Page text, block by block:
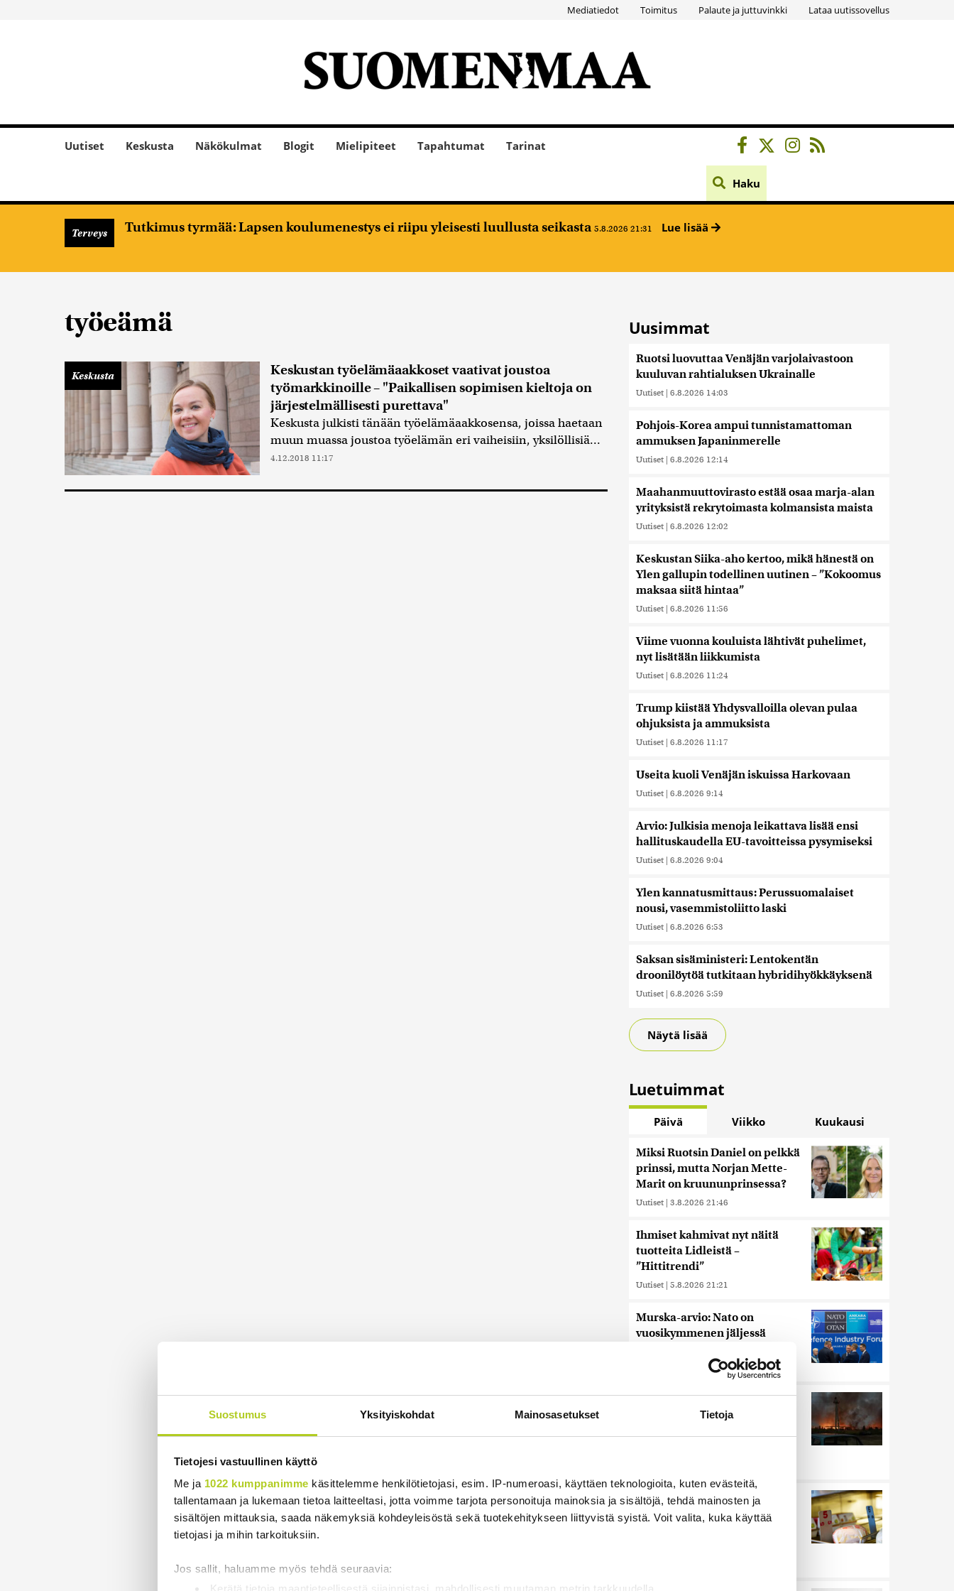
Suostumus Yksityiskohdat Mainosasetukset Tietoja
Tietojesi vastuullinen käyttö
Me ja 1022 kumppanimme käsittelemme henkilötietojasi, esim. IP-numeroasi, käyttäen teknologioita, kuten evästeitä,
tallentamaan ja lukemaan tietoa laitteeltasi, jotta voimme tarjota personoituja mainoksia ja sisältöjä, tehdä mainosten ja
sisältöjen mittauksia, saada näkemyksiä kohdeyleisöstä sekä tuotekehitykseen liittyvistä syistä. Voit valita, kuka käyttää
tietojasi ja mihin tarkoituksiin.
Jos sallit, haluamme myös tehdä seuraavia:
Kerätä tietoja maantieteellisestä sijainnistasi, mahdollisesti muutaman metrin tarkkuudella
Mediatiedot Toimitus Palaute ja juttuvinkki Lataa uutissovellus
Uutiset Keskusta Näkökulmat Blogit Mielipiteet Tapahtumat Tarinat
Haku
Terveys Tutkimus tyrmää: Lapsen koulumenestys ei riipu yleisesti luullusta seikasta 5.8.2026 21:31 Lue lisää
työeämä
Keskusta
Keskustan työelämäaakkoset vaativat joustoa
työmarkkinoille – "Paikallisen sopimisen kieltoja on
järjestelmällisesti purettava"
Keskusta julkisti tänään työelämäaakkosensa, joissa haetaan
muun muassa joustoa työelämän eri vaiheisiin, yksilöllisiä...
4.12.2018 11:17
Uusimmat
Ruotsi luovuttaa Venäjän varjolaivastoon
kuuluvan rahtialuksen Ukrainalle
Uutiset | 6.8.2026 14:03
Pohjois-Korea ampui tunnistamattoman
ammuksen Japaninmerelle
Uutiset | 6.8.2026 12:14
Maahanmuuttovirasto estää osaa marja-alan
yrityksistä rekrytoimasta kolmansista maista
Uutiset | 6.8.2026 12:02
Keskustan Siika-aho kertoo, mikä hänestä on
Ylen gallupin todellinen uutinen – ”Kokoomus
maksaa siitä hintaa”
Uutiset | 6.8.2026 11:56
Viime vuonna kouluista lähtivät puhelimet,
nyt lisätään liikkumista
Uutiset | 6.8.2026 11:24
Trump kiistää Yhdysvalloilla olevan pulaa
ohjuksista ja ammuksista
Uutiset | 6.8.2026 11:17
Useita kuoli Venäjän iskuissa Harkovaan
Uutiset | 6.8.2026 9:14
Arvio: Julkisia menoja leikattava lisää ensi
hallituskaudella EU-tavoitteissa pysymiseksi
Uutiset | 6.8.2026 9:04
Ylen kannatusmittaus: Perussuomalaiset
nousi, vasemmistoliitto laski
Uutiset | 6.8.2026 6:53
Saksan sisäministeri: Lentokentän
droonilöytöä tutkitaan hybridihyökkäyksenä
Uutiset | 6.8.2026 5:59
Näytä lisää
Luetuimmat
Päivä Viikko Kuukausi
Miksi Ruotsin Daniel on pelkkä
prinssi, mutta Norjan Mette-
Marit on kruununprinsessa?
Uutiset | 3.8.2026 21:46
Ihmiset kahmivat nyt näitä
tuotteita Lidleistä –
”Hittitrendi”
Uutiset | 5.8.2026 21:21
Murska-arvio: Nato on
vuosikymmenen jäljessä
5.8.2026 22:15
Ukrainan mukaan yhtään
Venäjän ohjusta ei kyetty
Nämä ihmiset sairastuvat
muita herkemmin sydän- ja